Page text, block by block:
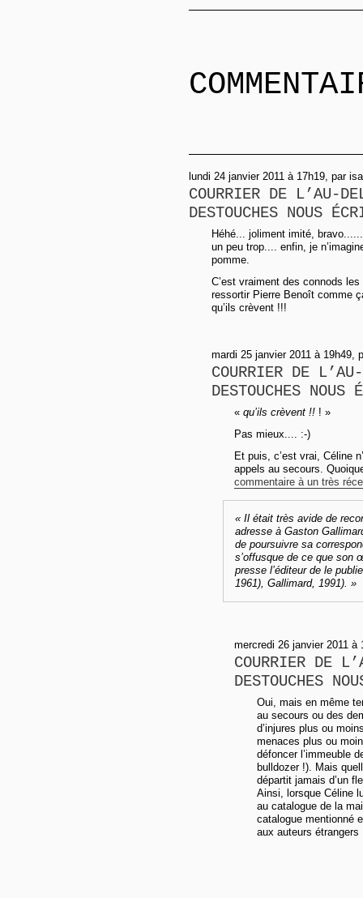
lundi 24 janvier 2011 à 17h19, par
COURRIER DE L’AU-
DESTOUCHES NOUS
Héhé... joliment imité,
un peu trop.... enfin, je
pomme.
C’est vraiment des connods
ressortir Pierre Benoît comme
qu’ils crèvent !!!
mardi 25 janvier 2011 à 19h49,
COURRIER DE
DESTOUCHES
« qu’ils crèvent !! ! »
Pas mieux.... :-)
Et puis, c’est vrai, Céline
appels au secours.
commentaire à un très
« Il était très avide de
adresse à Gaston
de poursuivre sa
s’offusque de ce que son
presse l’éditeur de le
1961), Gallimard, 1991). »
mercredi 26 janvier 2011 à
COURRIER DE
DESTOUCHES
Oui, mais en même
au secours ou des
d’injures plus ou
menaces plus ou
défoncer l’immeuble
bulldozer !). Mais
départit jamais d’un
Ainsi, lorsque Céline
au catalogue de la
catalogue mentionné
aux auteurs étrangers